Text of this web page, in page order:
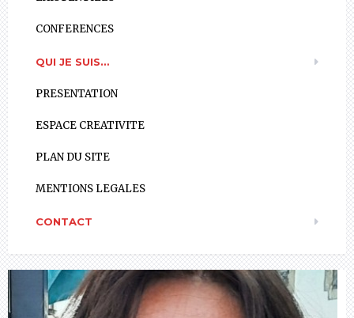
CONFERENCES
QUI JE SUIS…
PRESENTATION
ESPACE CREATIVITE
PLAN DU SITE
MENTIONS LEGALES
CONTACT